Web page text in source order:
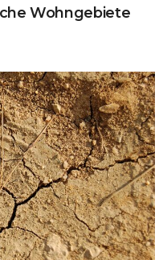
Wohngebiete